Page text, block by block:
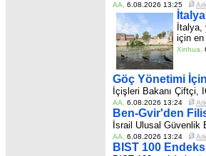
AA 6.08.2026 13:25
İtalya,
için en
Xinhua
Göç Yönetimi
İçişleri Bakanı Çiftçi,
AA 6.08.2026 13:24
Ben-Gvir'den
İsrail Ulusal Güvenlik
AA 6.08.2026 13:24
BIST 100